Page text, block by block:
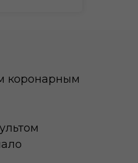
коронарным